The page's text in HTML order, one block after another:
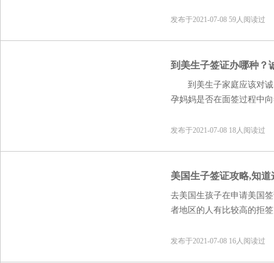
都不尽相同，百度没有办
发布于2021-07-08 59人阅读过
到美生子签证办哪种？
到美生子家庭应该对诚
孕妈妈是否在面签过程中
一、诚实签和旅游签的
预约函并购买好孕产保险
不会占用美国福利。
2、旅游签
发布于2021-07-08 18人阅读过
美国生子签证攻略,知
去美国生孩子在申请美国
者地区的人有比较高的拒
小心一些。
发布于2021-07-08 16人阅读过